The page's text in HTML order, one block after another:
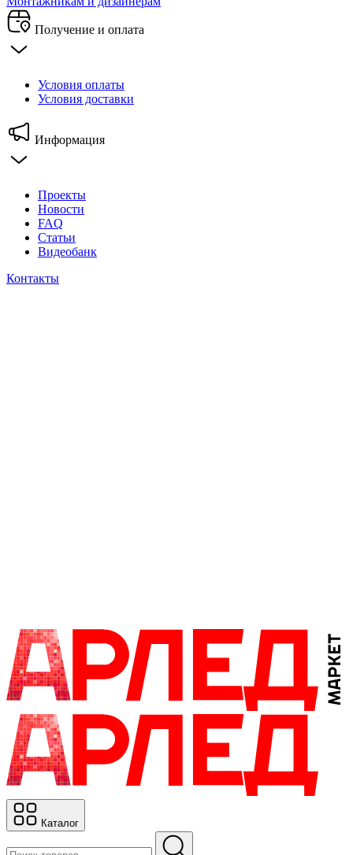
Получение и оплата
Условия оплаты
Условия доставки
Информация
Проекты
Новости
FAQ
Статьи
Видеобанк
Контакты
Каталог